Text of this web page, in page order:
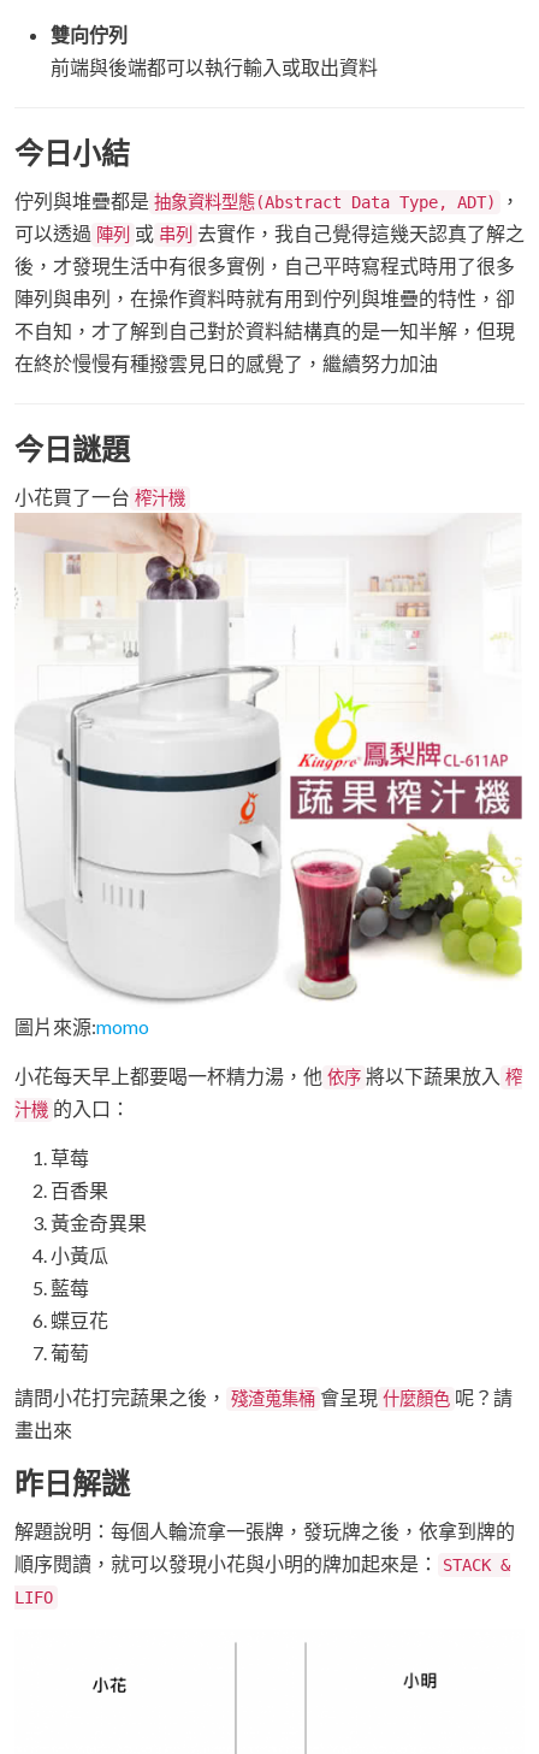
雙向佇列
前端與後端都可以執行輸入或取出資料
今日小結
佇列與堆疊都是 抽象資料型態(Abstract Data Type, ADT)
，
可以透過 陣列 或 串列 去實作，我自己覺得這幾天認真了解之
後，才發現生活中有很多實例，自己平時寫程式時用了很多
陣列與串列，在操作資料時就有用到佇列與堆疊的特性，卻
不自知，才了解到自己對於資料結構真的是一知半解，但現
在終於慢慢有種撥雲見日的感覺了，繼續努力加油
今日謎題
小花買了一台 榨汁機
圖片來源:momo
小花每天早上都要喝一杯精力湯，他 依序 將以下蔬果放入 榨
汁機 的入口：
草莓
百香果
黃金奇異果
小黃瓜
藍莓
蝶豆花
葡萄
請問小花打完蔬果之後，
殘渣蒐集桶 會呈現 什麼顏色 呢？請
畫出來
昨日解謎
解題說明：每個人輪流拿一張牌，發玩牌之後，依拿到牌的
順序閱讀，就可以發現小花與小明的牌加起來是：
STACK &
LIFO